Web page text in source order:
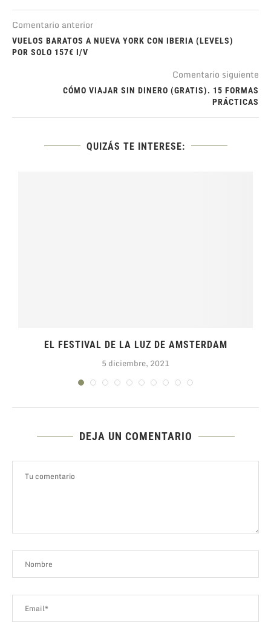
Comentario anterior
VUELOS BARATOS A NUEVA YORK CON IBERIA (LEVELS)
POR SOLO 157€ I/V
Comentario siguiente
CÓMO VIAJAR SIN DINERO (GRATIS). 15 FORMAS
PRÁCTICAS
QUIZÁS TE INTERESE:
EL FESTIVAL DE LA LUZ DE AMSTERDAM
5 diciembre, 2021
DEJA UN COMENTARIO